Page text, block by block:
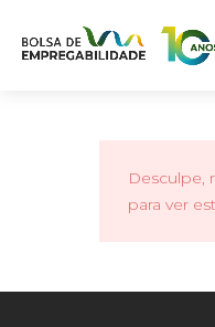
Desculpe,
para ver